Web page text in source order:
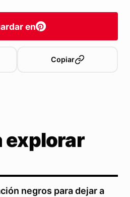
en
Copiar
explorar
negros para dejar a